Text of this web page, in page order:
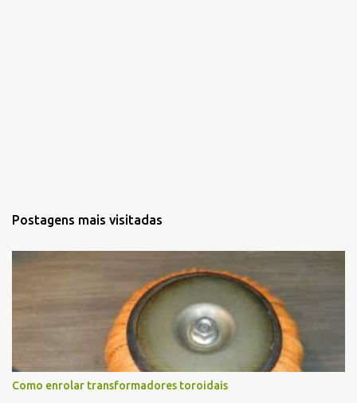
Postagens mais visitadas
Como enrolar transformadores toroidais